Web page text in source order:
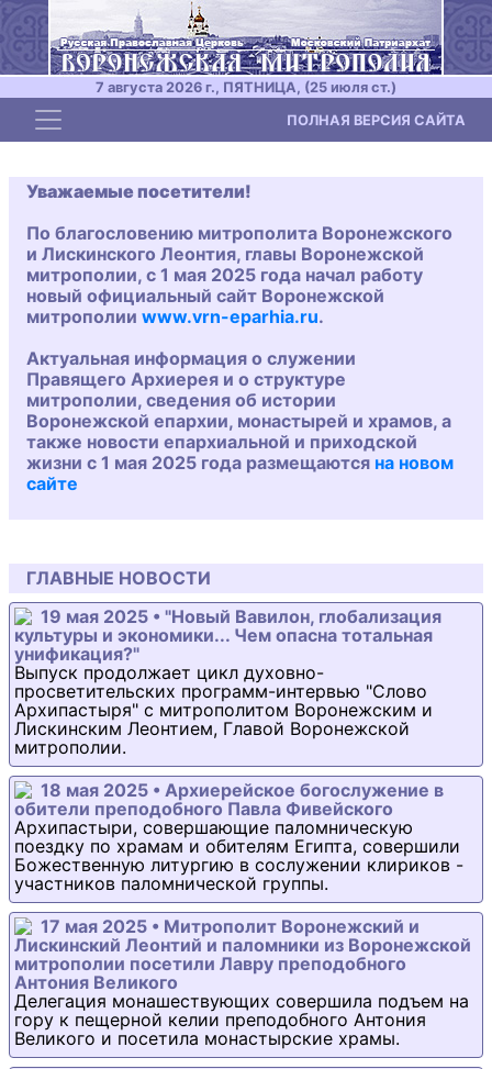
7 августа 2026 г., ПЯТНИЦА, (25 июля ст.)
Toggle navigation ПОЛНАЯ ВЕРСИЯ САЙТА
Уважаемые посетители!
По благословению митрополита Воронежского
и Лискинского Леонтия, главы Воронежской
митрополии, с 1 мая 2025 года начал работу
новый официальный сайт Воронежской
митрополии www.vrn-eparhia.ru.
Актуальная информация о служении
Правящего Архиерея и о структуре
митрополии, сведения об истории
Воронежской епархии, монастырей и храмов, а
также новости епархиальной и приходской
жизни с 1 мая 2025 года размещаются на новом
сайте
ГЛАВНЫЕ НОВОСТИ
19 мая 2025 • "Новый Вавилон, глобализация
культуры и экономики... Чем опасна тотальная
унификация?"
Выпуск продолжает цикл духовно-
просветительских программ-интервью "Слово
Архипастыря" с митрополитом Воронежским и
Лискинским Леонтием, Главой Воронежской
митрополии.
18 мая 2025 • Архиерейское богослужение в
обители преподобного Павла Фивейского
Архипастыри, совершающие паломническую
поездку по храмам и обителям Египта, совершили
Божественную литургию в сослужении клириков -
участников паломнической группы.
17 мая 2025 • Митрополит Воронежский и
Лискинский Леонтий и паломники из Воронежской
митрополии посетили Лавру преподобного
Антония Великого
Делегация монашествующих совершила подъем на
гору к пещерной келии преподобного Антония
Великого и посетила монастырские храмы.